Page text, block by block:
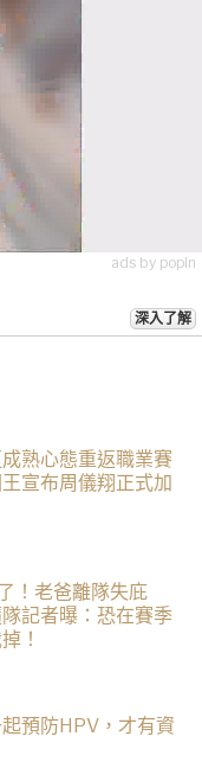
ads by popIn
深入了解
熟心態重返職業賽
宣布周儀翔正式加
！老爸離隊失庇
記者曝：恐在賽季
！
預防HPV，才有資